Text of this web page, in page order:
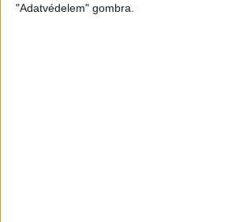
"Adatvédelem" gombra.